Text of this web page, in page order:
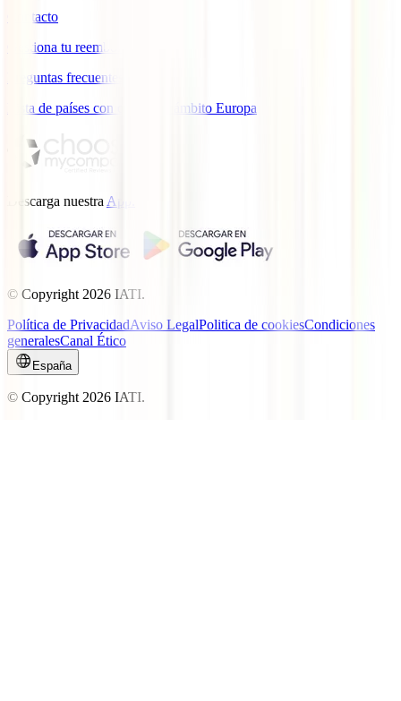
Contacto
Gestiona tu reembolso
Preguntas frecuentes
Lista de países con cobertura ámbito Europa
Descarga nuestra App.
© Copyright 2026 IATI.
Política de PrivacidadAviso LegalPolitica de cookiesCondiciones
generalesCanal Ético
España
© Copyright 2026 IATI.